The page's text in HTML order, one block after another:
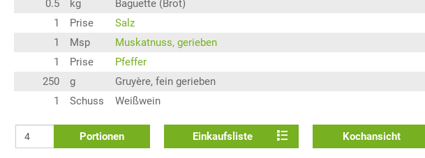
0.5
kg
Baguette (Brot)
1
Prise
Salz
1
Msp
Muskatnuss, gerieben
1
Prise
Pfeffer
250
g
Gruyère, fein gerieben
1
Schuss Weißwein
Portionen Einkaufsliste Kochansicht